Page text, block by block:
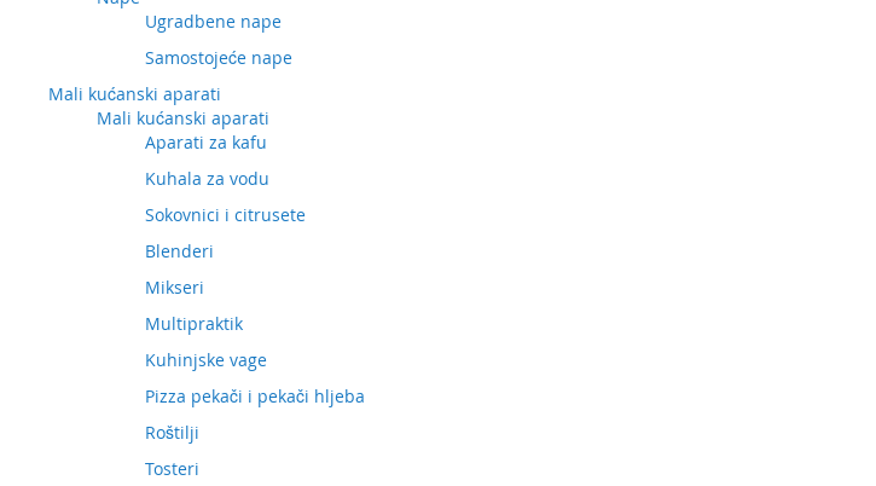
Ugradbene nape
Samostojeće nape
Mali kućanski aparati
Mali kućanski aparati
Aparati za kafu
Kuhala za vodu
Sokovnici i citrusete
Blenderi
Mikseri
Multipraktik
Kuhinjske vage
Pizza pekači i pekači hljeba
Roštilji
Tosteri